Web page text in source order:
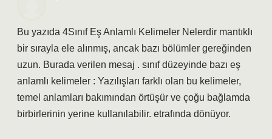
Bu yazıda 4Sınıf Eş Anlamlı Kelimeler Nelerdir mantıklı
bir sırayla ele alınmış, ancak bazı bölümler gereğinden
uzun. Burada verilen mesaj . sınıf düzeyinde bazı eş
anlamlı kelimeler : Yazılışları farklı olan bu kelimeler,
temel anlamları bakımından örtüşür ve çoğu bağlamda
birbirlerinin yerine kullanılabilir. etrafında dönüyor.